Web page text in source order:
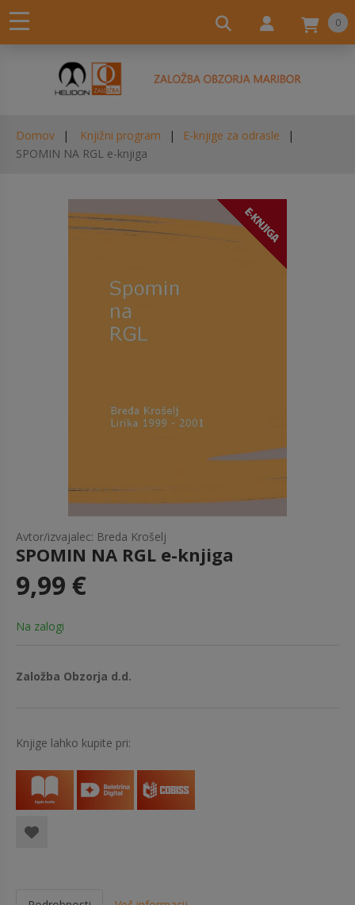
0
Domov Knjižni program
E-knjige za odrasle
SPOMIN NA RGL e-knjiga
Avtor/izvajalec: Breda Krošelj
SPOMIN NA RGL e-knjiga
9,99 €
Na zalogi
Založba Obzorja d.d.
Knjige lahko kupite pri: